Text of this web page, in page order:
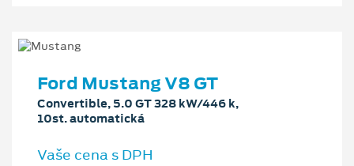
Ford Mustang V8 GT
Convertible, 5.0 GT 328 kW/446 k,
10st. automatická
Vaše cena s DPH